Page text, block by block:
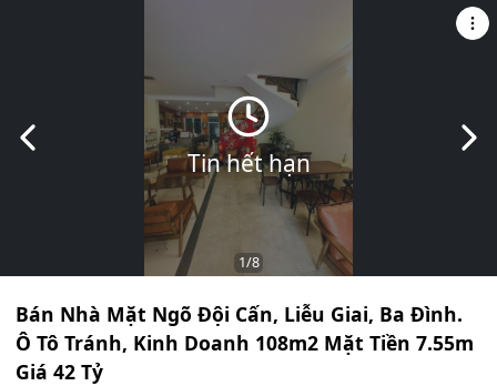
Đình. Ô Tô Tránh, Kinh
Tiền 7.55m Giá 42 Tỷ
Tin hết hạn
Slide trước
1/8
Bán Nhà Mặt Ngõ Đội Cấn, Liễu Giai, Ba Đình.
Ô Tô Tránh, Kinh Doanh 108m2 Mặt Tiền 7.55m
Giá 42 Tỷ